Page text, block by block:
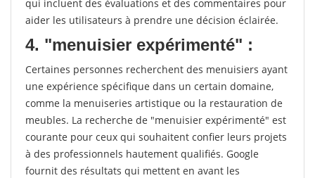
qui incluent des évaluations et des commentaires pour
aider les utilisateurs à prendre une décision éclairée.
4. "menuisier expérimenté" :
Certaines personnes recherchent des menuisiers ayant
une expérience spécifique dans un certain domaine,
comme la menuiseries artistique ou la restauration de
meubles. La recherche de "menuisier expérimenté" est
courante pour ceux qui souhaitent confier leurs projets
à des professionnels hautement qualifiés. Google
fournit des résultats qui mettent en avant les